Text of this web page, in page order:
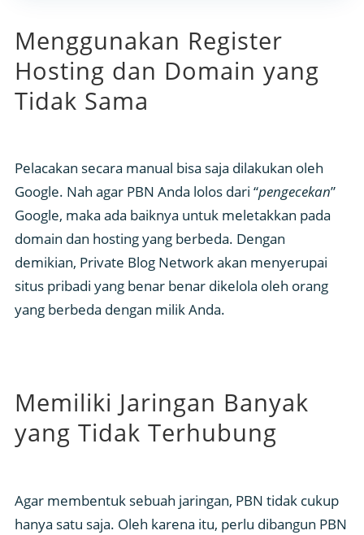
Menggunakan Register
Hosting dan Domain yang
Tidak Sama
Pelacakan secara manual bisa saja dilakukan oleh
Google. Nah agar PBN Anda lolos dari “pengecekan”
Google, maka ada baiknya untuk meletakkan pada
domain dan hosting yang berbeda. Dengan
demikian, Private Blog Network akan menyerupai
situs pribadi yang benar benar dikelola oleh orang
yang berbeda dengan milik Anda.
Memiliki Jaringan Banyak
yang Tidak Terhubung
Agar membentuk sebuah jaringan, PBN tidak cukup
hanya satu saja. Oleh karena itu, perlu dibangun PBN